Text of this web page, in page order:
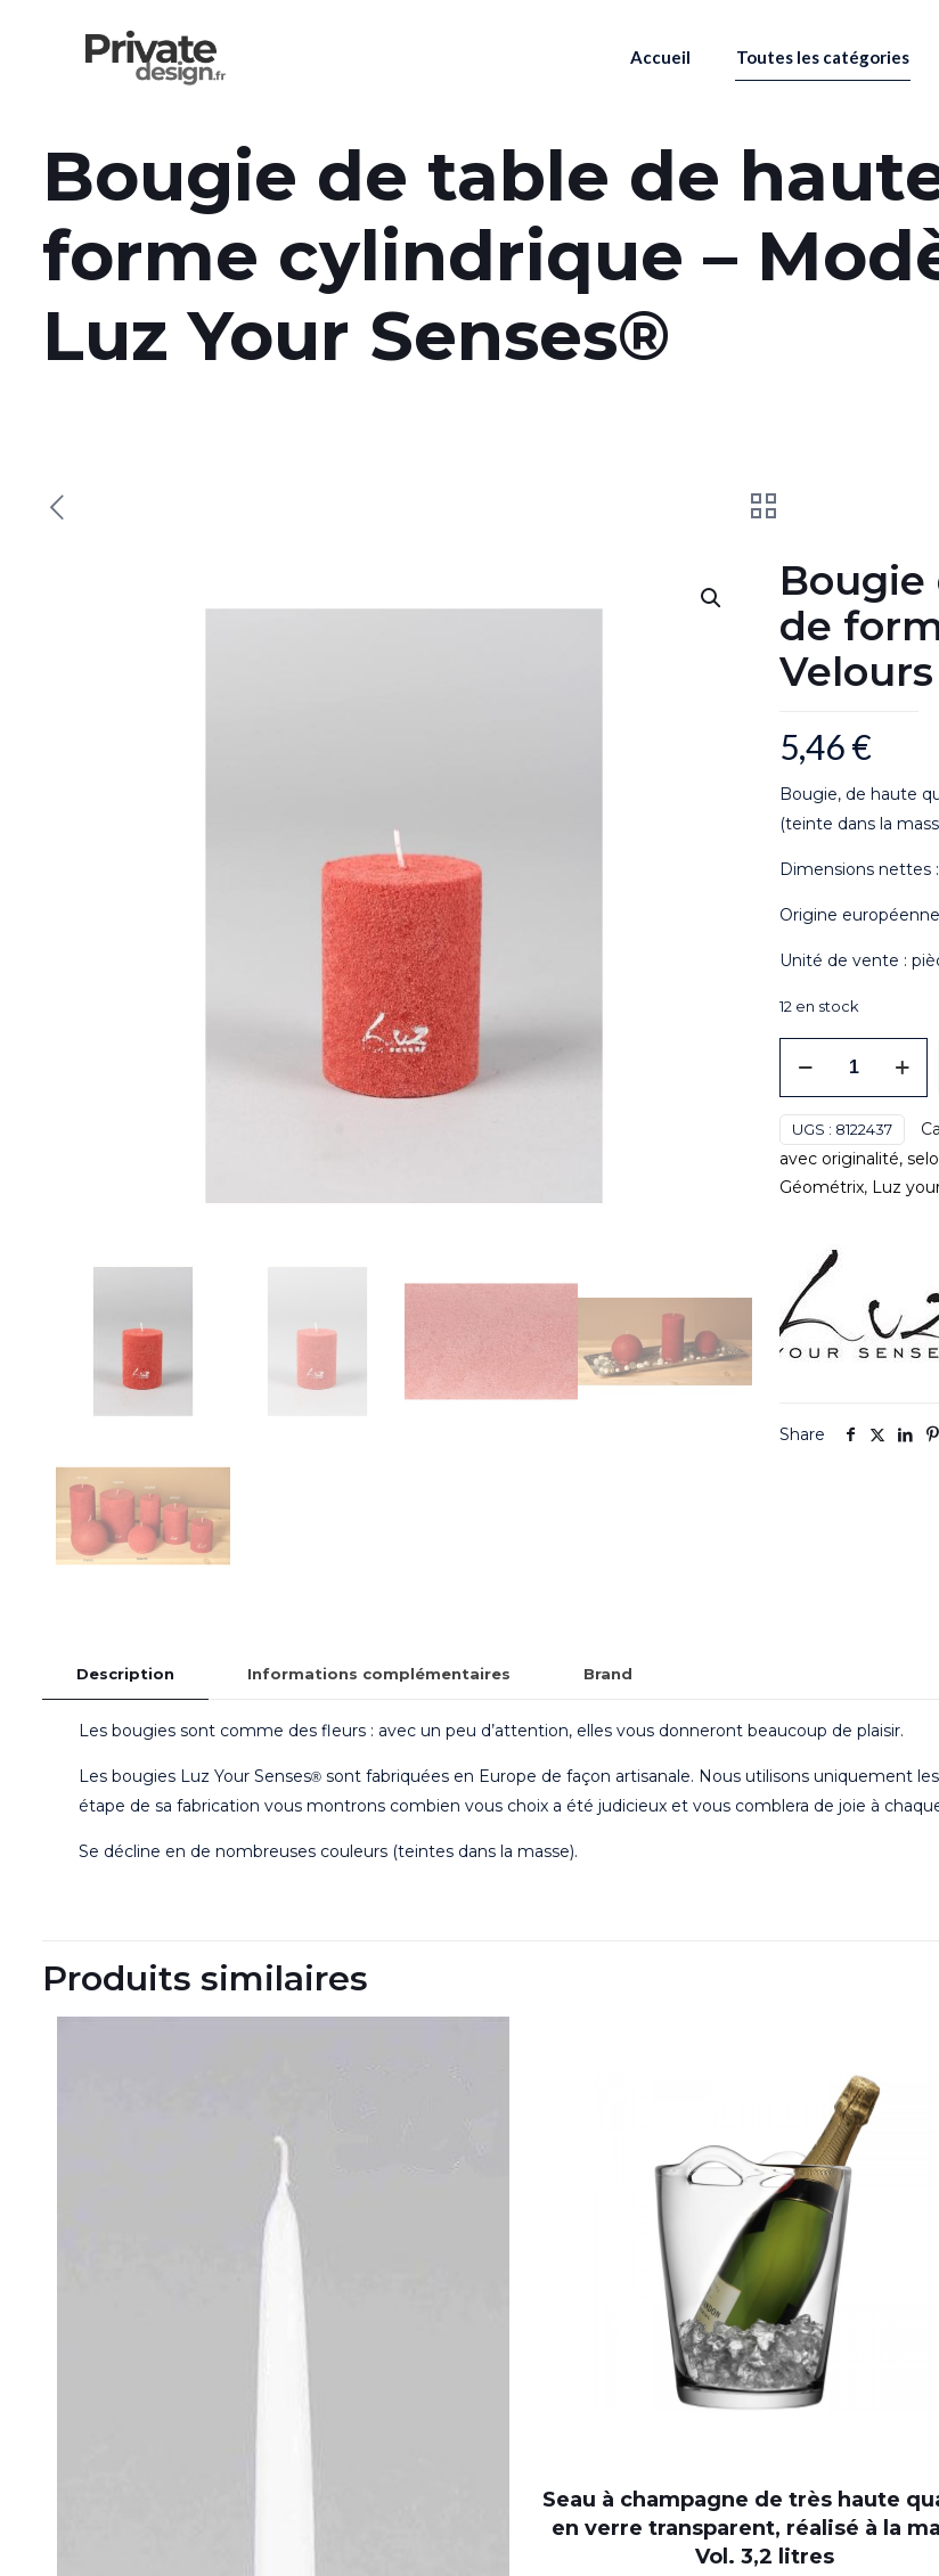
Accueil Toutes les catégories
Bougie de table de
forme cylindrique –
Luz Your Senses®
de
5,46€
Bougie, de haute
(teinte dans la
Dimensions nettes
Origine
Unité de vente :
12 en stock
de
table
de
qualité,
forme
cylindrique
UGS : 8122437
avec originalité,
Géométrix, Luz
Share
Description Informations complémentaires Brand
Les bougies sont comme des fleurs : avec un peu d’attention, elles vous donneront beaucoup de plaisir.
Les bougies Luz Your Senses® sont fabriquées en Europe de façon artisanale. Nous utilisons uniquement
étape de sa fabrication vous montrons combien vous choix a été judicieux et vous comblera de joie à
Se décline en de nombreuses couleurs (teintes dans la masse).
Produits similaires
Seau à champagne de très haute
en verre transparent, réalisé à la
Vol. 3,2 litres